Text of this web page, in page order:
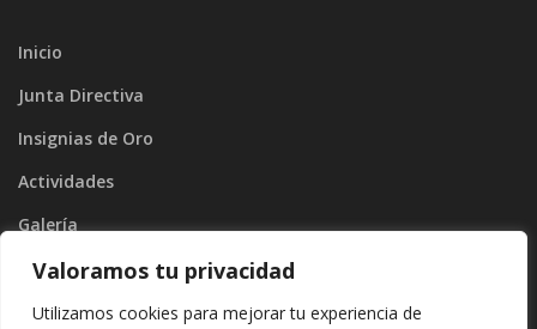
Valoramos tu privacidad
Utilizamos cookies para mejorar tu experiencia de
Inicio
Junta Directiva
Insignias de Oro
Actividades
Galería
Blog
Contacto